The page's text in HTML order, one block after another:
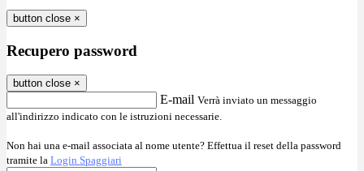
button close ×
Recupero password
button close ×
E-mail Verrà inviato un messaggio
all'indirizzo indicato con le istruzioni necessarie.
Non hai una e-mail associata al nome utente? Effettua il reset della password
tramite la Login Spaggiari